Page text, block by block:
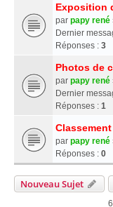
Exposition
par papy rené
Dernier
Réponses : 3
Photos de
par papy rené
Dernier
Réponses : 1
par papy rené
Réponses : 0
Nouveau Sujet